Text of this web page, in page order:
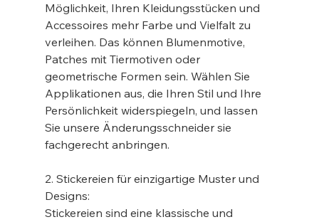
Möglichkeit, Ihren Kleidungsstücken und
Accessoires mehr Farbe und Vielfalt zu
verleihen. Das können Blumenmotive,
Patches mit Tiermotiven oder
geometrische Formen sein. Wählen Sie
Applikationen aus, die Ihren Stil und Ihre
Persönlichkeit widerspiegeln, und lassen
Sie unsere Änderungsschneider sie
fachgerecht anbringen.
2. Stickereien für einzigartige Muster und
Designs:
Stickereien sind eine klassische und